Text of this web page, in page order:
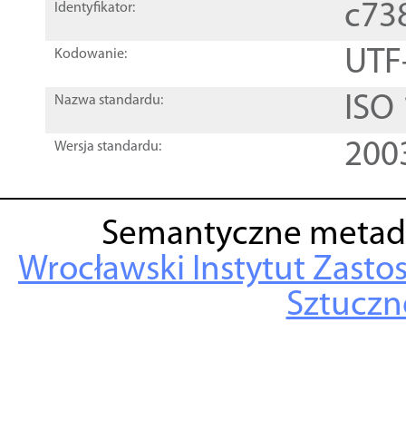
Identyfikator:
Kodowanie:
Nazwa standardu:
Wersja standardu:
Semantyczne
Wrocławski Instytut